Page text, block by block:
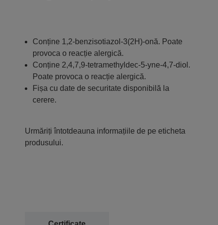
Conține 1,2-benzisotiazol-3(2H)-onă. Poate
provoca o reacție alergică.
Conține 2,4,7,9-tetramethyldec-5-yne-4,7-diol.
Poate provoca o reacție alergică.
Fișa cu date de securitate disponibilă la
cerere.
Urmăriți întotdeauna informațiile de pe eticheta
produsului.